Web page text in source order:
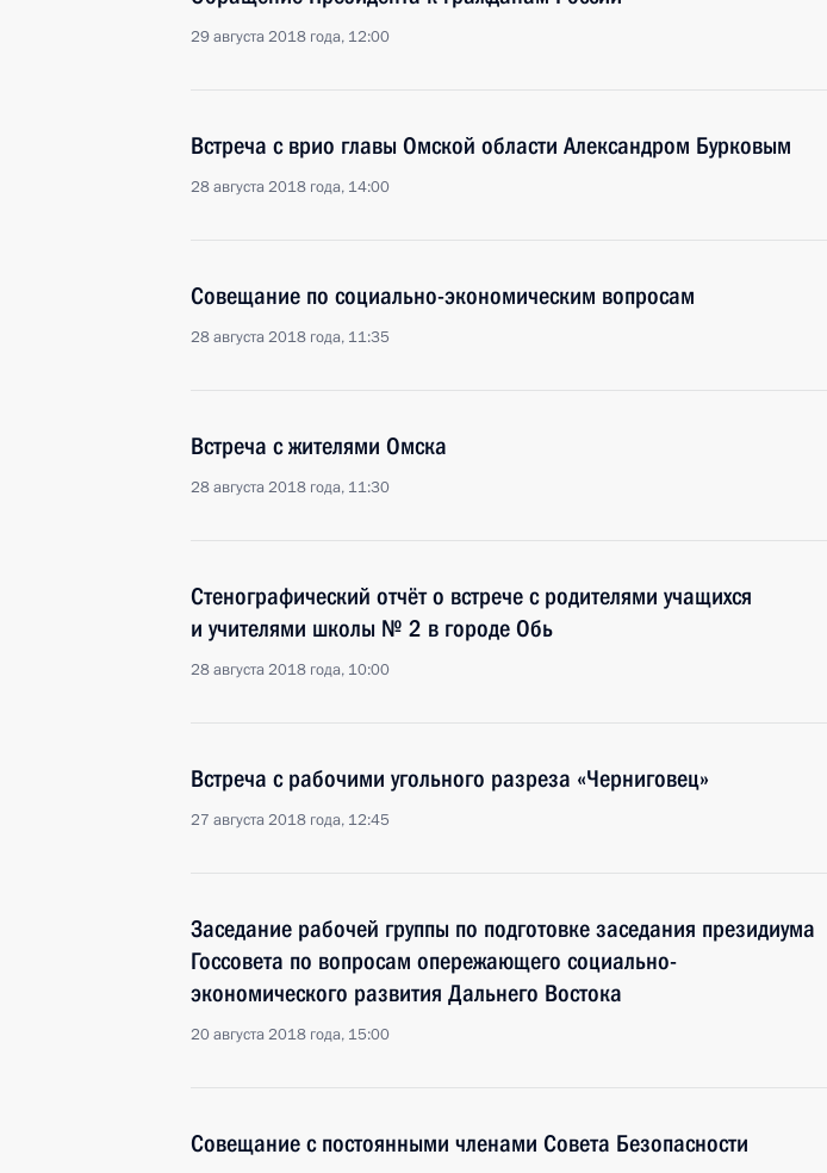
29 августа 2018 года, 12:00
Встреча с врио главы Омской области Александром Бурковым
28 августа 2018 года, 14:00
Совещание по социально-экономическим вопросам
28 августа 2018 года, 11:35
Встреча с жителями Омска
28 августа 2018 года, 11:30
Стенографический отчёт о встрече с родителями учащихся
и учителями школы № 2 в городе Обь
28 августа 2018 года, 10:00
Встреча с рабочими угольного разреза «Черниговец»
27 августа 2018 года, 12:45
Заседание рабочей группы по подготовке заседания президиума
Госсовета по вопросам опережающего социально-
экономического развития Дальнего Востока
20 августа 2018 года, 15:00
Совещание с постоянными членами Совета Безопасности